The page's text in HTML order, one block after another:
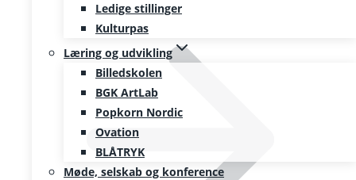
Ledige stillinger
Kulturpas
Læring og udvikling
Billedskolen
BGK ArtLab
Popkorn Nordic
Ovation
BLÅTRYK
Møde, selskab og konference